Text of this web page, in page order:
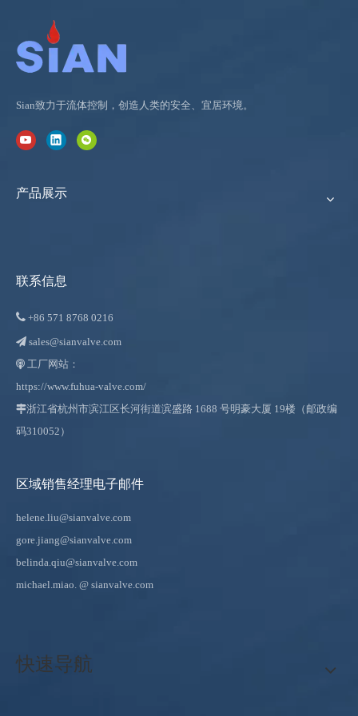
Sian致力于流体控制，创造人类的安全、宜居环境。
产品展示
联系信息
 +86 571 8768 0216
 sales@sianvalve.com
 工厂网站：
https://www.fuhua-valve.com/
浙江省杭州市滨江区长河街道滨盛路 1688 号明豪大厦 19楼（邮政编
码310052）
区域销售经理电子邮件
helene.liu@sianvalve.com
gore.jiang@sianvalve.com
belinda.qiu@sianvalve.com
michael.miao. @ sianvalve.com
快速导航